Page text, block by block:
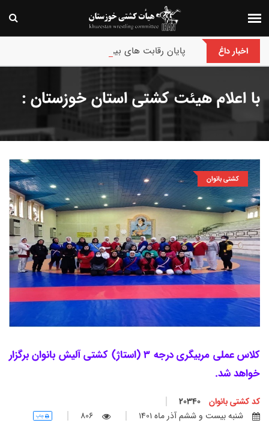
اخبار داغ پایان رقابت های بین‌المللی جام حسن گمیجی و
با اعلام هیئت کشتی استان خوزستان :
كشتی بانوان
کلاس عملی مربیگری درجه 3 (استاژ) کشتی آلیش بانوان برگزار
خواهد شد.
کد كشتی بانوان
شنبه بيست و ششم آذر ماه 1401
806 چاپ